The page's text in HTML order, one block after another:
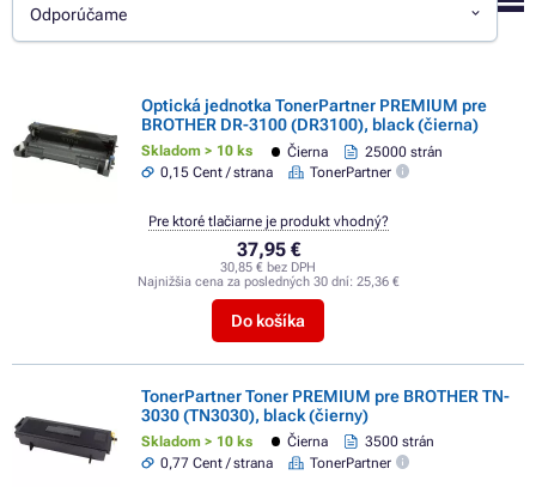
Odporúčame
Optická jednotka TonerPartner PREMIUM pre
BROTHER DR-3100 (DR3100), black (čierna)
Skladom > 10 ks Čierna
25000 strán
0,15 Cent / strana
TonerPartner
37,95 €
30,85 € bez DPH
Najnižšia cena za posledných 30 dní: 25,36 €
Do košíka
Pre ktoré tlačiarne je produkt vhodný?
TonerPartner Toner PREMIUM pre BROTHER TN-
3030 (TN3030), black (čierny)
Skladom > 10 ks Čierna
3500 strán
0,77 Cent / strana
TonerPartner